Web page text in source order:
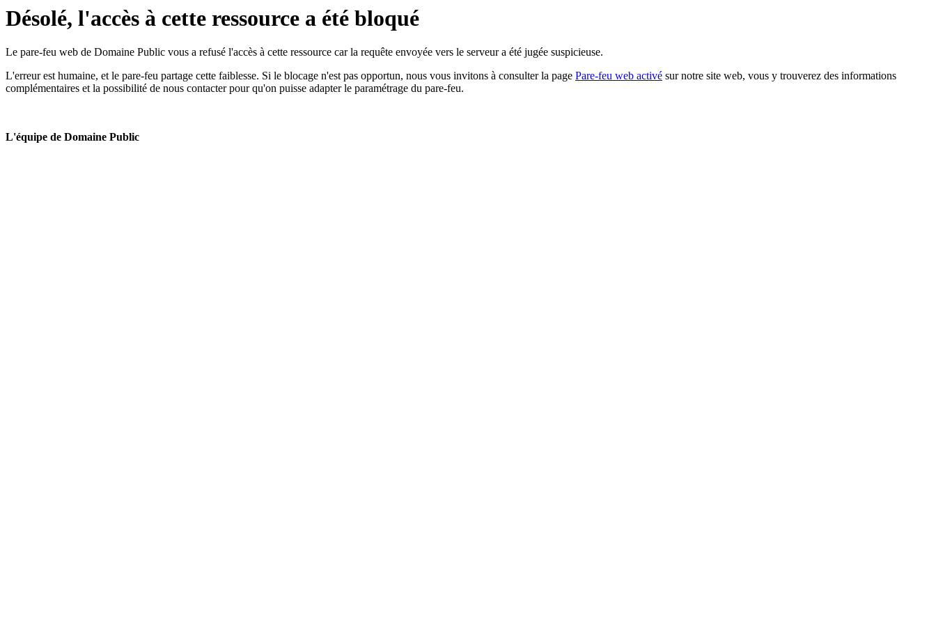
Désolé, l'accès à cette ressource a été bloqué
Le pare-feu web de Domaine Public vous a refusé l'accès à cette ressource car la requête envoyée vers le serveur a été jugée suspicieuse.
L'erreur est humaine, et le pare-feu partage cette faiblesse. Si le blocage n'est pas opportun, nous vous invitons à consulter la page Pare-feu web activé sur notre site web, vous y trouverez des informations
complémentaires et la possibilité de nous contacter pour qu'on puisse adapter le paramétrage du pare-feu.
L'équipe de Domaine Public